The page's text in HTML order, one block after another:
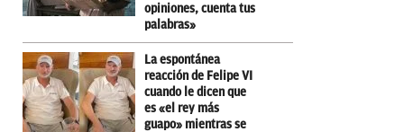
opiniones, cuenta tus
palabras»
La espontánea
reacción de Felipe VI
cuando le dicen que
es «el rey más
guapo» mientras se